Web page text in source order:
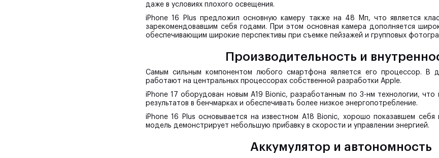
даже в условиях плохого освещения.
iPhone 16 Plus предложил основную камеру также на 48 Мп, что является
зарекомендовавшим себя годами. При этом основная камера дополняется
обеспечивающим широкие перспективы при съемке пейзажей и групповых
Производительность и
Самым сильным компонентом любого смартфона является его процессор. В
работают на центральных процессорах собственной разработки Apple.
iPhone 17 оборудован новым A19 Bionic, разработанным по 3-нм технологии, что
результатов в бенчмарках и обеспечивать более низкое энергопотребление.
iPhone 16 Plus основывается на известном A18 Bionic, хорошо показавшем
модель демонстрирует небольшую прибавку в скорости и управлении энергией.
Аккумулятор и автономность